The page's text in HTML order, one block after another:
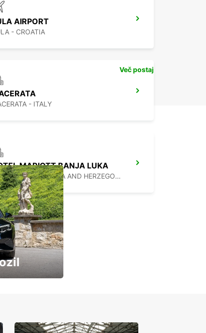
AIRPORT
- CROATIA
- ITALY
MARIOTT BANJA LUKA
BANJA LUKA - BOSNIA AND HERZEGOVINA
Več postaj